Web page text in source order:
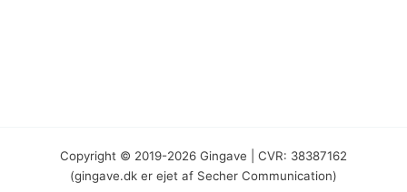
Copyright © 2019-2026 Gingave | CVR: 38387162
(gingave.dk er ejet af Secher Communication)